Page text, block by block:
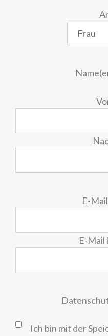
Name
E-
E-Mail
Ich bin mit der